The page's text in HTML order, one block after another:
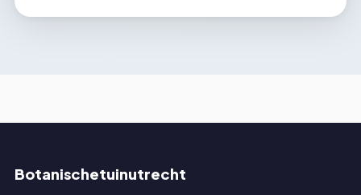
Botanischetuinutrecht